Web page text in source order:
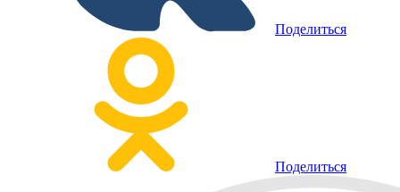
Поделиться
Поделиться